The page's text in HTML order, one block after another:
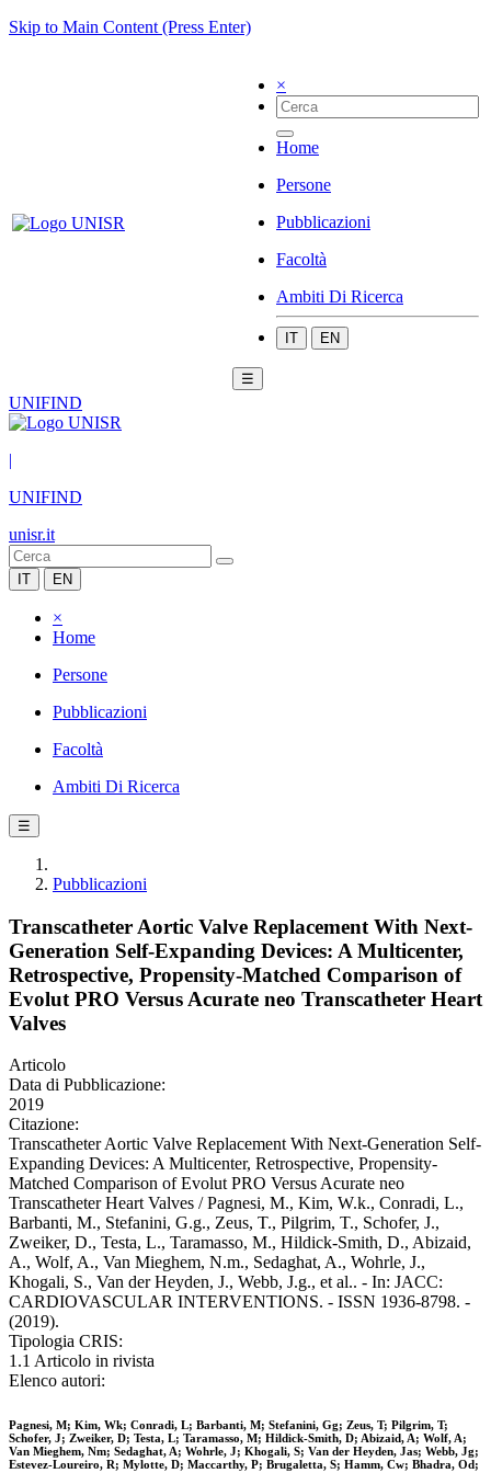
Skip to Main Content (Press Enter)
×
Home
Persone
Pubblicazioni
Facoltà
Ambiti Di Ricerca
IT EN
☰
UNIFIND
|
UNIFIND
unisr.it
IT EN
×
Home
Persone
Pubblicazioni
Facoltà
Ambiti Di Ricerca
☰
Pubblicazioni
Transcatheter Aortic Valve Replacement With Next-
Generation Self-Expanding Devices: A Multicenter,
Retrospective, Propensity-Matched Comparison of
Evolut PRO Versus Acurate neo Transcatheter Heart
Valves
Articolo
Data di Pubblicazione:
2019
Citazione:
Transcatheter Aortic Valve Replacement With Next-Generation Self-
Expanding Devices: A Multicenter, Retrospective, Propensity-
Matched Comparison of Evolut PRO Versus Acurate neo
Transcatheter Heart Valves / Pagnesi, M., Kim, W.k., Conradi, L.,
Barbanti, M., Stefanini, G.g., Zeus, T., Pilgrim, T., Schofer, J.,
Zweiker, D., Testa, L., Taramasso, M., Hildick-Smith, D., Abizaid,
A., Wolf, A., Van Mieghem, N.m., Sedaghat, A., Wohrle, J.,
Khogali, S., Van der Heyden, J., Webb, J.g., et al.. - In: JACC:
CARDIOVASCULAR INTERVENTIONS. - ISSN 1936-8798. -
(2019).
Tipologia CRIS:
1.1 Articolo in rivista
Elenco autori:
Pagnesi, M; Kim, Wk; Conradi, L; Barbanti, M; Stefanini, Gg; Zeus, T; Pilgrim, T;
Schofer, J; Zweiker, D; Testa, L; Taramasso, M; Hildick-Smith, D; Abizaid, A; Wolf, A;
Van Mieghem, Nm; Sedaghat, A; Wohrle, J; Khogali, S; Van der Heyden, Jas; Webb, Jg;
Estevez-Loureiro, R; Mylotte, D; Maccarthy, P; Brugaletta, S; Hamm, Cw; Bhadra, Od;